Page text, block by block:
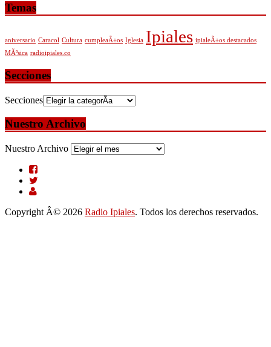
Temas
aniversario Caracol Cultura cumpleaÃ±os Iglesia Ipiales ipialeÃ±os destacados
MÃºsica radioipiales.co
Secciones
Secciones
Nuestro Archivo
Nuestro Archivo
Copyright Â© 2026 Radio Ipiales. Todos los derechos reservados.